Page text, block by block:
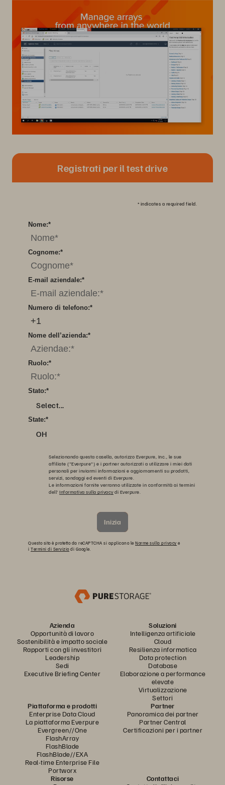
Registrati per il test drive
* indicates a required field.
*
Nome:
*
Cognome:
*
E-mail aziendale:
*
Numero di telefono:
*
Nome dell’azienda:
*
Ruolo:
*
Stato:
Select...
*
State:
OH
Selezionando questa casella, autorizzo Everpure, Inc., le sue
affiliate ("Everpure") e i partner autorizzati a utilizzare i miei dati
personali per inviarmi informazioni e aggiornamenti su prodotti,
servizi, sondaggi ed eventi di Everpure.
Le informazioni fornite verranno utilizzate in conformità ai termini
dell' Informativa sulla privacydi Everpure.
Inizia
Questo sito è protetto da reCAPTCHA si applicano le Norme sulla privacy e
i Termini di Serviziodi Google.
Azienda
Opportunità di lavoro
Sostenibilità e impatto sociale
Rapporti con gli investitori
Leadership
Sedi
Executive Briefing Center
Soluzioni
Intelligenza artificiale
Cloud
Resilienza informatica
Data protection
Database
Elaborazione a performance
elevate
Virtualizzazione
Settori
Piattaforma e prodotti
Enterprise Data Cloud
La piattaforma Everpure
Evergreen//One
FlashArray
FlashBlade
FlashBlade//EXA
Real-time Enterprise File
Portworx
Partner
Panoramica dei partner
Partner Central
Certificazioni per i partner
Risorse
Contattaci